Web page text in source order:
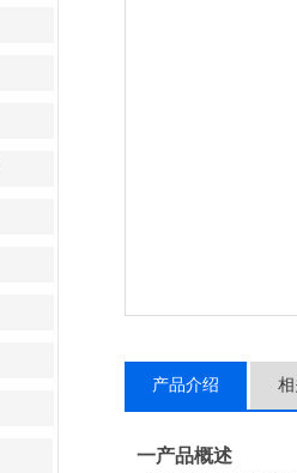
产品介绍
一产品概述